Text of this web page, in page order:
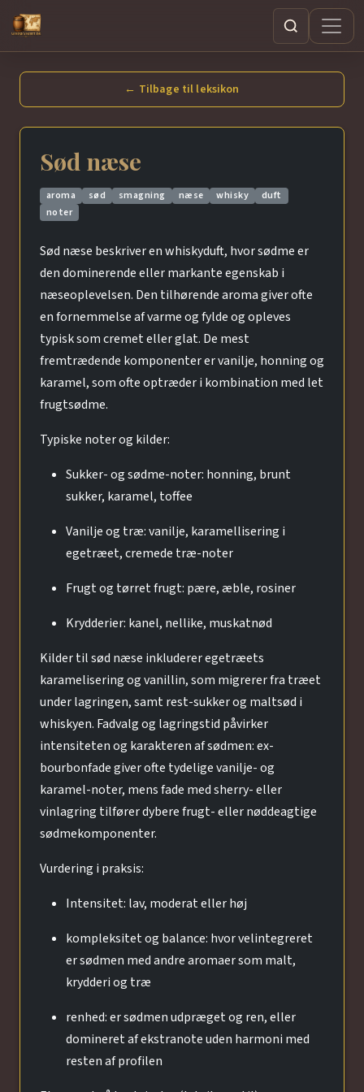
Søg
← Tilbage til leksikon
Sød næse
aroma sød smagning næse whisky
duft
noter
Sød næse beskriver en whiskyduft, hvor sødme er
den dominerende eller markante egenskab i
næseoplevelsen. Den tilhørende aroma giver ofte
en fornemmelse af varme og fylde og opleves
typisk som cremet eller glat. De mest
fremtrædende komponenter er vanilje, honning og
karamel, som ofte optræder i kombination med let
frugtsødme.
Typiske noter og kilder:
Sukker- og sødme-noter: honning, brunt
sukker, karamel, toffee
Vanilje og træ: vanilje, karamellisering i
egetræet, cremede træ-noter
Frugt og tørret frugt: pære, æble, rosiner
Krydderier: kanel, nellike, muskatnød
Kilder til sød næse inkluderer egetræets
karamelisering og vanillin, som migrerer fra træet
under lagringen, samt rest-sukker og maltsød i
whiskyen. Fadvalg og lagringstid påvirker
intensiteten og karakteren af sødmen: ex-
bourbonfade giver ofte tydelige vanilje- og
karamel-noter, mens fade med sherry- eller
vinlagring tilfører dybere frugt- eller nøddeagtige
sødmekomponenter.
Vurdering i praksis:
Intensitet: lav, moderat eller høj
kompleksitet og balance: hvor velintegreret
er sødmen med andre aromaer som malt,
krydderi og træ
renhed: er sødmen udpræget og ren, eller
domineret af ekstranote uden harmoni med
resten af profilen